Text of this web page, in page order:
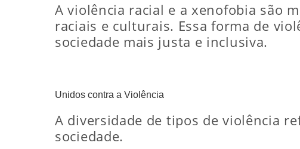
A violência racial e a xenofobia são
raciais e culturais. Essa forma de
sociedade mais justa e inclusiva.
Unidos contra a Violência
A diversidade de tipos de violência
sociedade.